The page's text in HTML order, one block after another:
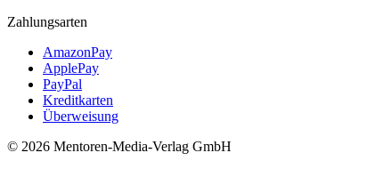
Zahlungsarten
AmazonPay
ApplePay
PayPal
Kreditkarten
Überweisung
© 2026 Mentoren-Media-Verlag GmbH